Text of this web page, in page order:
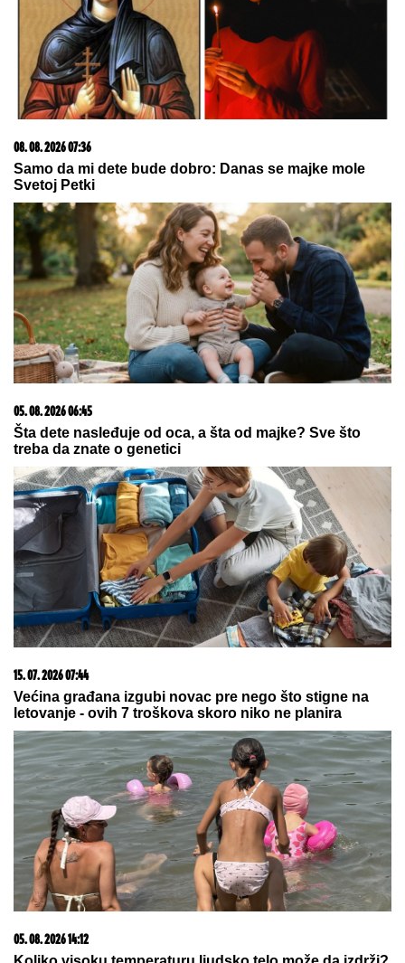
08. 08. 2026 07:36
Samo da mi dete bude dobro: Danas se majke mole
Svetoj Petki
05. 08. 2026 06:45
Šta dete nasleđuje od oca, a šta od majke? Sve što
treba da znate o genetici
15. 07. 2026 07:44
Većina građana izgubi novac pre nego što stigne na
letovanje - ovih 7 troškova skoro niko ne planira
05. 08. 2026 14:12